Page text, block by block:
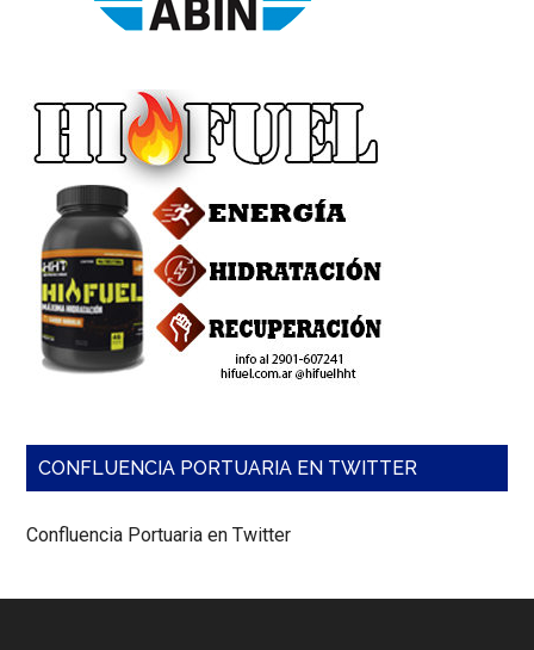
CONFLUENCIA PORTUARIA EN TWITTER
Confluencia Portuaria en Twitter